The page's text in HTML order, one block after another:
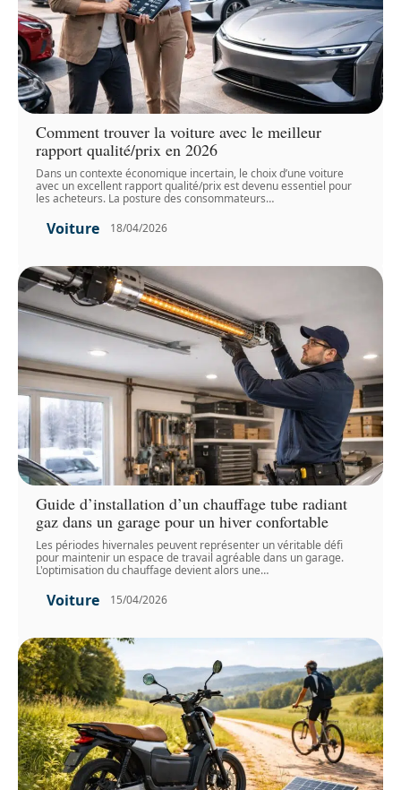
Comment trouver la voiture avec le meilleur
rapport qualité/prix en 2026
Dans un contexte économique incertain, le choix d’une voiture
avec un excellent rapport qualité/prix est devenu essentiel pour
les acheteurs. La posture des consommateurs…
Voiture 18/04/2026
Guide d’installation d’un chauffage tube radiant
gaz dans un garage pour un hiver confortable
Les périodes hivernales peuvent représenter un véritable défi
pour maintenir un espace de travail agréable dans un garage.
L'optimisation du chauffage devient alors une…
Voiture 15/04/2026